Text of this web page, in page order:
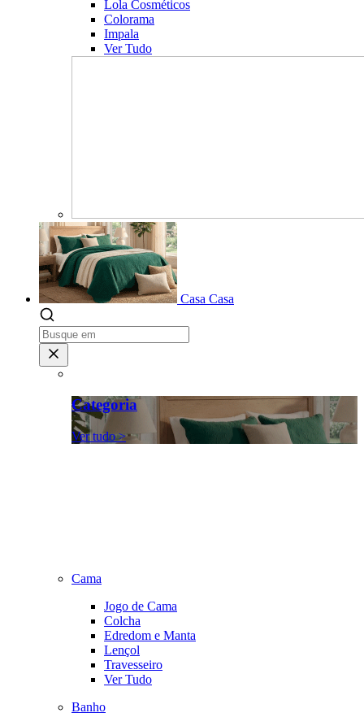
Lola Cosméticos
Colorama
Impala
Ver Tudo
Casa Casa
Categoria
Ver tudo >
Cama
Jogo de Cama
Colcha
Edredom e Manta
Lençol
Travesseiro
Ver Tudo
Banho